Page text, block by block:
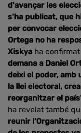
d'avançar les
s'ha publicat, que
per convocar
Ortega no ha
Xiskya ha
demana a Daniel
deixi el poder, amb
la llei electoral,
reorganitzar el
ha revelat també
reunir